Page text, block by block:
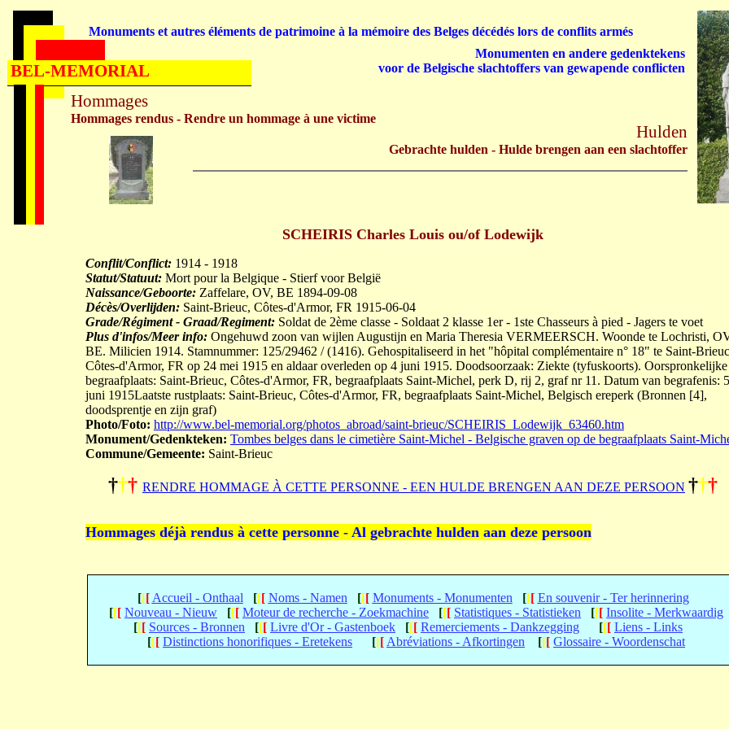
SCHEIRIS Charles Louis ou/of Lodewijk
Conflit/Conflict: 1914 - 1918
Statut/Statuut: Mort pour la Belgique - Stierf voor België
Naissance/Geboorte: Zaffelare, OV, BE 1894-09-08
Décès/Overlijden: Saint-Brieuc, Côtes-d'Armor, FR 1915-06-04
Grade/Régiment - Graad/Regiment: Soldat de 2ème classe - Soldaat 2 klasse 1er - 1ste Chasseurs à pied - Jagers te voet
Plus d'infos/Meer info: Ongehuwd zoon van wijlen Augustijn en Maria Theresia VERMEERSCH. Woonde te Lochristi,
BE. Milicien 1914. Stamnummer: 125/29462 / (1416). Gehospitaliseerd in het "hôpital complémentaire n° 18" te Saint-
Côtes-d'Armor, FR op 24 mei 1915 en aldaar overleden op 4 juni 1915. Doodsoorzaak: Ziekte (tyfuskoorts). Oorspronkelijke
begraafplaats: Saint-Brieuc, Côtes-d'Armor, FR, begraafplaats Saint-Michel, perk D, rij 2, graf nr 11. Datum van begrafenis: 5
juni 1915Laatste rustplaats: Saint-Brieuc, Côtes-d'Armor, FR, begraafplaats Saint-Michel, Belgisch ereperk (Bronnen [4],
doodsprentje en zijn graf)
Photo/Foto: http://www.bel-memorial.org/photos_abroad/saint-brieuc/SCHEIRIS_Lodewijk_63460.htm
Monument/Gedenkteken: Tombes belges dans le cimetière Saint-Michel - Belgische graven op de begraafplaats Saint-
Commune/Gemeente: Saint-Brieuc
††† RENDRE HOMMAGE À CETTE PERSONNE - EEN HULDE BRENGEN AAN DEZE PERSOON †††
Hommages déjà rendus à cette personne - Al gebrachte hulden aan deze persoon
[[[ Accueil - Onthaal [[[ Noms - Namen [[[ Monuments - Monumenten [[[ En souvenir - Ter herinnering
[[[ Nouveau - Nieuw [[[ Moteur de recherche - Zoekmachine [[[ Statistiques - Statistieken [[[ Insolite - Merkwaardig
[[[ Sources - Bronnen [[[ Livre d'Or - Gastenboek [[[ Remerciements - Dankzegging [[[ Liens - Links
[[[ Distinctions honorifiques - Eretekens [[[ Abréviations - Afkortingen [[[ Glossaire - Woordenschat
Hommages
Hommages rendus - Rendre un hommage à une victime
Hulden
Gebrachte hulden - Hulde brengen aan een slachtoffer
Monuments et autres éléments de patrimoine à la mémoire des Belges décédés lors de conflits armés
Monumenten en andere gedenktekens
voor de Belgische slachtoffers van gewapende conflicten
BEL-MEMORIAL